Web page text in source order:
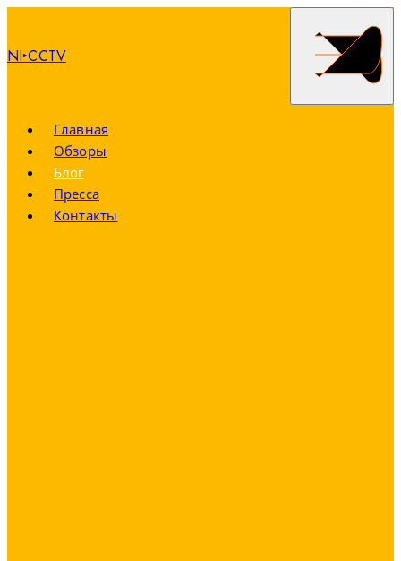
NI‣CCTV
Главная
Обзоры
Блог
Пресса
Контакты